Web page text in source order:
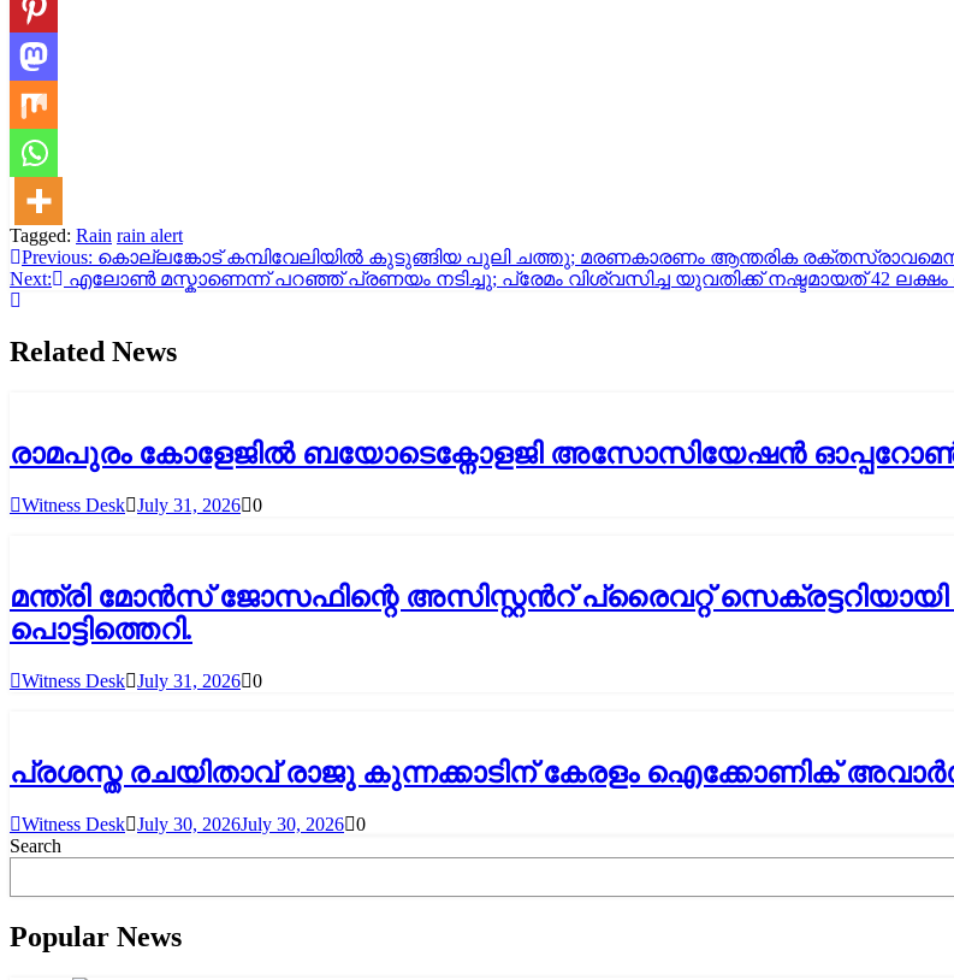
Tagged: Rain rain alert
Post
navigation
Previous: കൊല്ലങ്കോട് കമ്പിവേലിയിൽ കുടുങ്ങിയ പുലി ചത്തു; മരണകാരണം ആന്തരിക
Next:
‌എലോൺ മസ്കാണെന്ന് പറഞ്ഞ് പ്രണയം നടിച്ചു; പ്രേമം വിശ്വസിച്ച യുവതിക്ക് നഷ്ടമായത് 42
Related News
രാമപുരം കോളേജിൽ ബയോടെക്നോളജി അസോസിയേഷൻ ഓപ്പറോൺ
Witness Desk July 31, 2026 0
മന്ത്രി മോൻസ് ജോസഫിന്റെ അസിസ്റ്റൻറ് പ്രൈവറ്റ്
പൊട്ടിത്തെറി.
Witness Desk July 31, 2026 0
പ്രശസ്ത രചയിതാവ് രാജു കുന്നക്കാടിന് കേരളം ഐക്കോണിക്
Witness Desk July 30, 2026July 30, 2026 0
Search
Popular News